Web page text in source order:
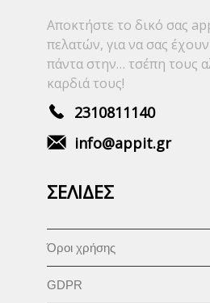
Αποκτήστε το δικό σας
πελατών, για να σας
πάντα στην… τσέπη τους
καρδιά τους!
2310811140
info@appit.gr
ΣΕΛΙΔΕΣ
Όροι χρήσης
GDPR